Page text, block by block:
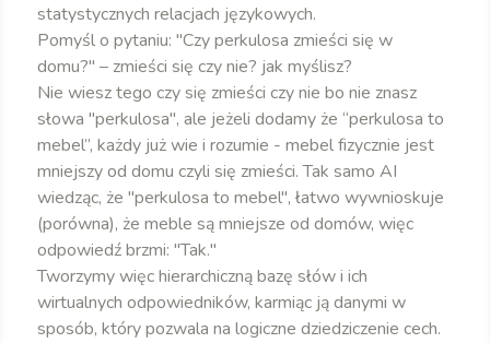
statystycznych relacjach językowych.
Pomyśl o pytaniu: "Czy perkulosa zmieści się w
domu?" – zmieści się czy nie? jak myślisz?
Nie wiesz tego czy się zmieści czy nie bo nie znasz
słowa "perkulosa", ale jeżeli dodamy że “perkulosa to
mebel”, każdy już wie i rozumie - mebel fizycznie jest
mniejszy od domu czyli się zmieści. Tak samo AI
wiedząc, że "perkulosa to mebel", łatwo wywnioskuje
(porówna), że meble są mniejsze od domów, więc
odpowiedź brzmi: "Tak."
Tworzymy więc hierarchiczną bazę słów i ich
wirtualnych odpowiedników, karmiąc ją danymi w
sposób, który pozwala na logiczne dziedziczenie cech.